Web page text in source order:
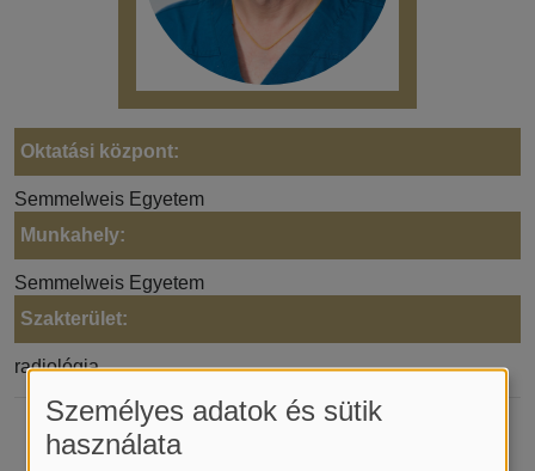
Oktatási központ:
Semmelweis Egyetem
Munkahely:
Semmelweis Egyetem
Szakterület:
radiológia
Személyes adatok és sütik
használata